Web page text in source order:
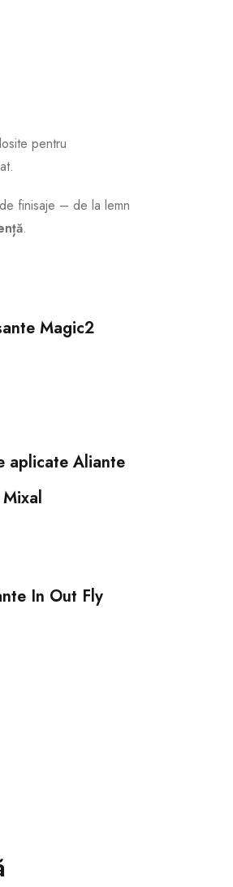
pentru
finisaje – de la lemn
.
Magic2
aplicate Aliante
Mixal
In Out Fly